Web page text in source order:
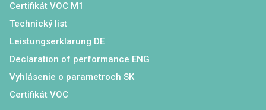
Certifikát VOC M1
Technický list
Leistungserklarung DE
Declaration of performance ENG
Vyhlásenie o parametroch SK
Certifikát VOC